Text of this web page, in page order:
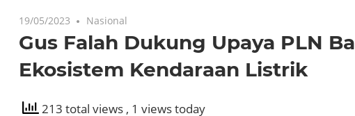
19/05/2023 Nasional
Gus Falah Dukung Upaya PLN
Ekosistem Kendaraan Listrik
213 total views , 1 views today